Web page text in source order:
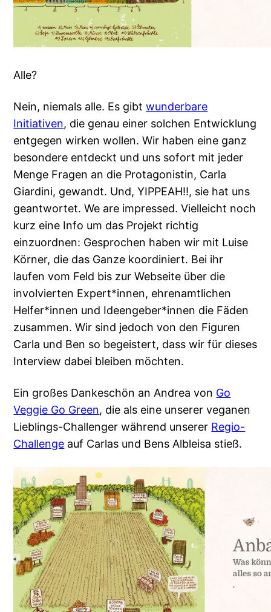
Alle?
Nein, niemals alle. Es gibtwunderbare
Initiativen, die genau einer solchen Entwicklung
entgegen wirken wollen. Wir haben eine ganz
besondere entdeckt und uns sofort mit jeder
Menge Fragen an die Protagonistin, Carla
Giardini, gewandt. Und, YIPPEAH!!, sie hat uns
geantwortet. We are impressed. Vielleicht noch
kurz eine Info um das Projekt richtig
einzuordnen: Gesprochen haben wir mit Luise
Körner, die das Ganze koordiniert. Bei ihr
laufen vom Feld bis zur Webseite über die
involvierten Expert*innen, ehrenamtlichen
Helfer*innen und Ideengeber*innen die Fäden
zusammen. Wir sind jedoch von den Figuren
Carla und Ben so begeistert, dass wir für dieses
Interview dabei bleiben möchten.
Ein großes Dankeschön an Andrea von Go
Veggie Go Green, die als eine unserer veganen
Lieblings-Challenger während unserer Regio-
Challenge auf Carlas und Bens Albleisa stieß.